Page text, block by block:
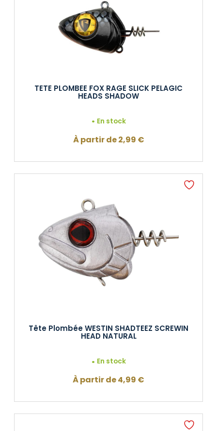
TETE PLOMBEE FOX RAGE SLICK PELAGIC
HEADS SHADOW
En stock
À partir de2,99 €
Tête Plombée WESTIN SHADTEEZ SCREWIN
HEAD NATURAL
En stock
À partir de4,99 €